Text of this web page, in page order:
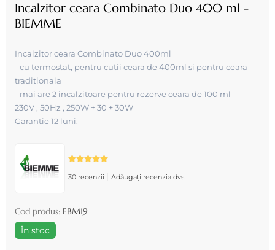
Incalzitor ceara Combinato Duo 400 ml -
BIEMME
Incalzitor ceara Combinato Duo 400ml
- cu termostat , pentru cutii ceara de 400ml si pentru ceara
traditionala
- mai are 2 incalzitoare pentru rezerve ceara de 100 ml
230V , 50Hz , 250W + 30 + 30W
Garantie 12 luni.
30 recenzii Adăugați recenzia dvs.
Cod produs: EBM19
În stoc